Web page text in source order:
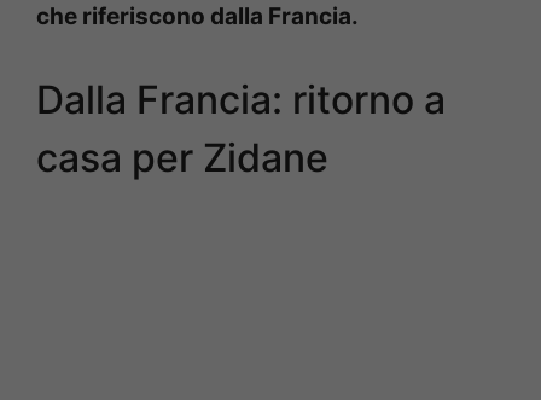
che riferiscono dalla Francia.
Dalla Francia: ritorno a
casa per Zidane